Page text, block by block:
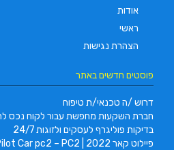
אודות
ראשי
הצהרת נגישות
פוסטים חדשים באתר
דרוש /ה טכנאי/ת טיפוח
חברת השקעות מחפשת עבור לקוח נכס
בדיקות פוליגרף לעסקים ולזוגות 24/7
פיילוט קאר 2022 | Pilot Car pc2 – PC2